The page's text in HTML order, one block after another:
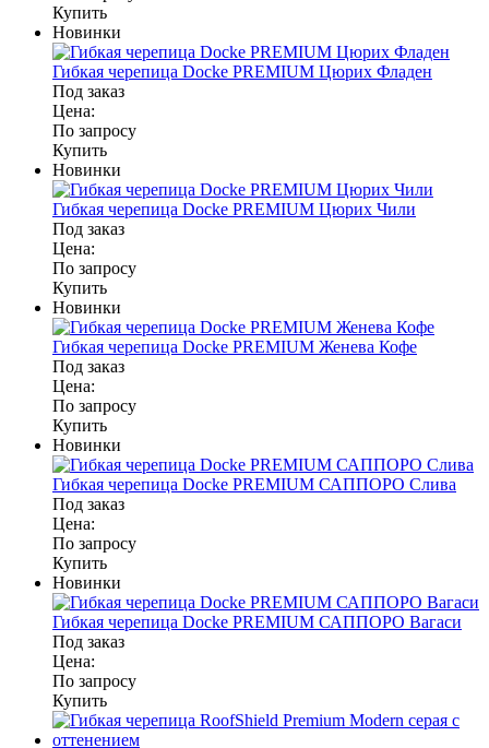
Купить
Новинки
Гибкая черепица Docke PREMIUM Цюрих Фладен
Под заказ
Цена:
По запросу
Купить
Новинки
Гибкая черепица Docke PREMIUM Цюрих Чили
Под заказ
Цена:
По запросу
Купить
Новинки
Гибкая черепица Docke PREMIUM Женева Кофе
Под заказ
Цена:
По запросу
Купить
Новинки
Гибкая черепица Docke PREMIUM САППОРО Слива
Под заказ
Цена:
По запросу
Купить
Новинки
Гибкая черепица Docke PREMIUM САППОРО Вагаси
Под заказ
Цена:
По запросу
Купить